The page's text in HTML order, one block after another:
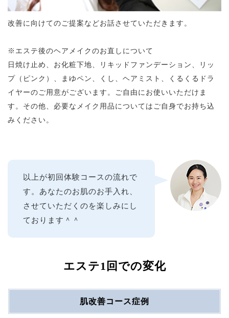
改善に向けてのご提案などお話させていただきます。
※エステ後のヘアメイクのお直しについて
日焼け止め、お化粧下地、リキッドファンデーション、リッ
プ（ピンク）、まゆペン、くし、ヘアミスト、くるくるドラ
イヤーのご用意がございます。ご自由にお使いいただけま
す。その他、必要なメイク用品についてはご自身でお持ち込
みください。
以上が初回体験コースの流れで
す。あなたのお肌のお手入れ、
させていただくのを楽しみにし
ております＾＾
エステ1回での変化
肌改善コース症例